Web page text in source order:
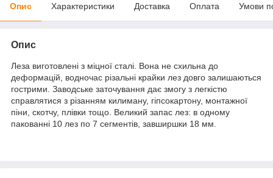
Опис Характеристики Доставка Оплата Умови
Опис
Леза виготовлені з міцної сталі. Вона не схильна до
деформацій, водночас різальні крайки лез довго залишаються
гострими. Заводське заточування дає змогу з легкістю
справлятися з різанням килиману, гіпсокартону, монтажної
піни, скотчу, плівки тощо. Великий запас лез: в одному
пакованні 10 лез по 7 сегментів, завширшки 18 мм.